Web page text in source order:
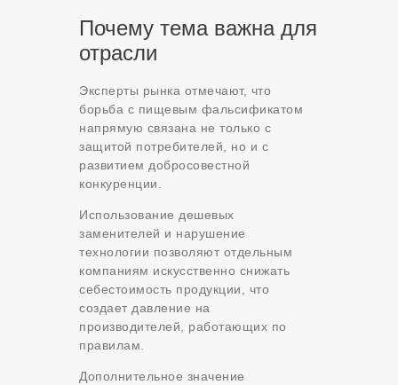
Почему тема важна для
отрасли
Эксперты рынка отмечают, что
борьба с пищевым фальсификатом
напрямую связана не только с
защитой потребителей, но и с
развитием добросовестной
конкуренции.
Использование дешевых
заменителей и нарушение
технологии позволяют отдельным
компаниям искусственно снижать
себестоимость продукции, что
создает давление на
производителей, работающих по
правилам.
Дополнительное значение